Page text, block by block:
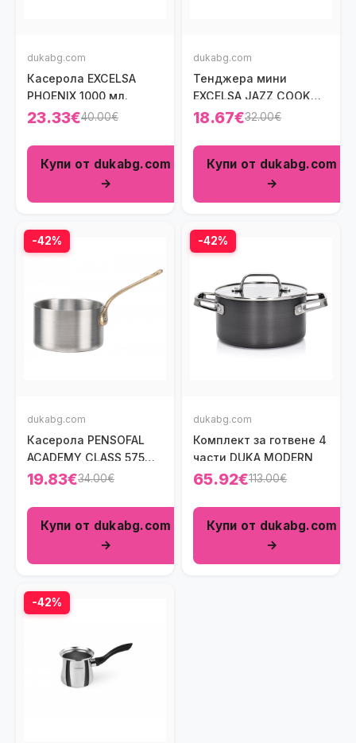
dukabg.com
Касерола ЕXCELSA
PHOENIX 1000 мл.
23.33€40.00€
Купи от dukabg.com
→
dukabg.com
Тенджера мини
ЕXCELSA JAZZ COOK
1500 мл.
18.67€32.00€
Купи от dukabg.com
→
-42%
dukabg.com
Касерола PENSOFAL
ACADEMY CLASS 575
мл.
19.83€34.00€
Купи от dukabg.com
→
-42%
dukabg.com
Комплект за готвене 4
части DUKA MODERN
65.92€113.00€
Купи от dukabg.com
→
-42%